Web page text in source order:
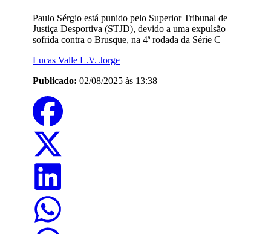
Paulo Sérgio está punido pelo Superior Tribunal de
Justiça Desportiva (STJD), devido a uma expulsão
sofrida contra o Brusque, na 4ª rodada da Série C
Lucas Valle L.V. Jorge
Publicado: 02/08/2025 às 13:38